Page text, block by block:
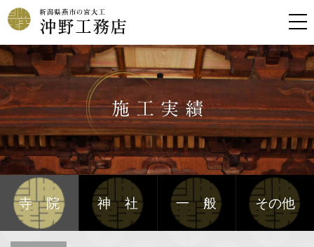
寺院 神社 一般 その他